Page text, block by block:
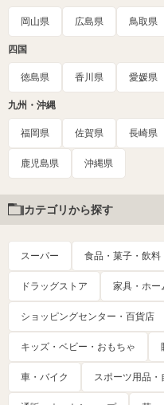
岡山県 広島県 鳥取県
四国
徳島県 香川県 愛媛県
九州・沖縄
福岡県 佐賀県 長崎県
鹿児島県 沖縄県
カテゴリから探す
スーパー 食品・菓子・飲料
ドラッグストア 家具・ホー
ショッピングセンター・百貨店
キッズ・ベビー・おもちゃ
車・バイク スポーツ用品・